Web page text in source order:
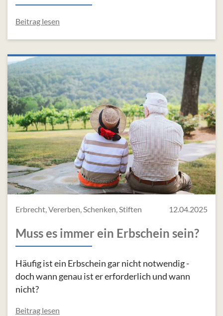
Beitrag lesen
Erbrecht, Vererben, Schenken, Stiften 12.04.2025
Muss es immer ein Erbschein sein?
Häufig ist ein Erbschein gar nicht notwendig -
doch wann genau ist er erforderlich und wann
nicht?
Beitrag lesen